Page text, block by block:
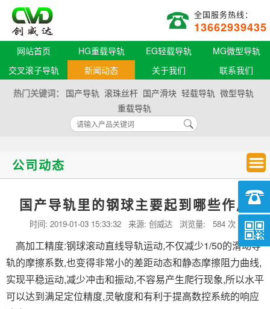
全国服务热线：
13662939435
网站首页 HG重载导轨 EG轻载导轨
MG微型导轨
交叉滚子导轨
新闻动态 关于我们
联系我们
热门关键词：
国产导轨 滚珠丝杆 国产滑块 轻载导轨 微型导轨
重载导轨
公司动态
国产导轨里的钢球主要起到哪些作用
时间: 2019-01-03 15:33:32 来源: 创威达 浏览量: 584 次
高加工精度:钢球滚动直线导轨运动,不仅减少1/50的滑动导
轨的摩擦系数,也变得非常小的差距动态和静态摩擦阻力曲线,
实现平稳运动,减少冲击和振动,不容易产生爬行现象,所以水平
可以达到满足定位精度,灵敏度和有利于提高数控系统的响应